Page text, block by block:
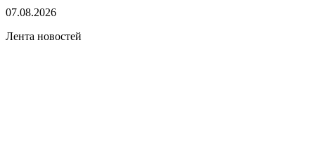
07.08.2026
Лента новостей